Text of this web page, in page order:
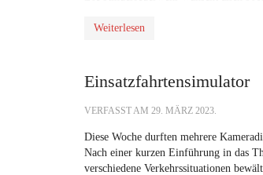
Weiterlesen
Einsatzfahrtensimulator
VERFASST AM 29. MÄRZ 2023.
Diese Woche durften mehrere
Nach einer kurzen Einführung in das
verschiedene Verkehrssituationen